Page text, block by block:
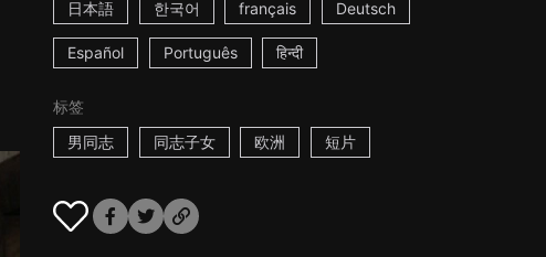
日本語 한국어 français Deutsch
Español Português हिन्दी
标签
男同志
同志子女 欧洲 短片